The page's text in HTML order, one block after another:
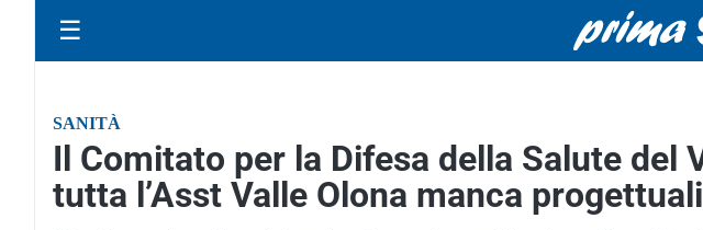
☰
SANITÀ
Il Comitato per la Difesa della Salute del
tutta l’Asst Valle Olona manca